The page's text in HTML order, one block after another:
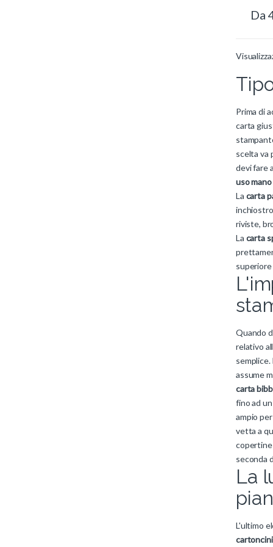
Da
Prima di
carta
scelta va
devi fare
uso mano
La carta
riviste,
La carta
superiore
Quando
relativo
assume
carta
fino ad
ampio
vetta a
copertine
seconda
La
L'ultimo